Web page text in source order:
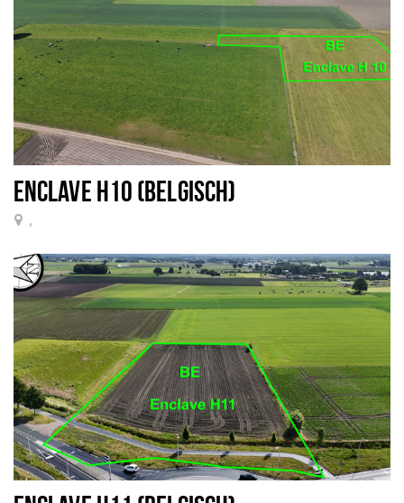
ENCLAVE H10 (BELGISCH)
,